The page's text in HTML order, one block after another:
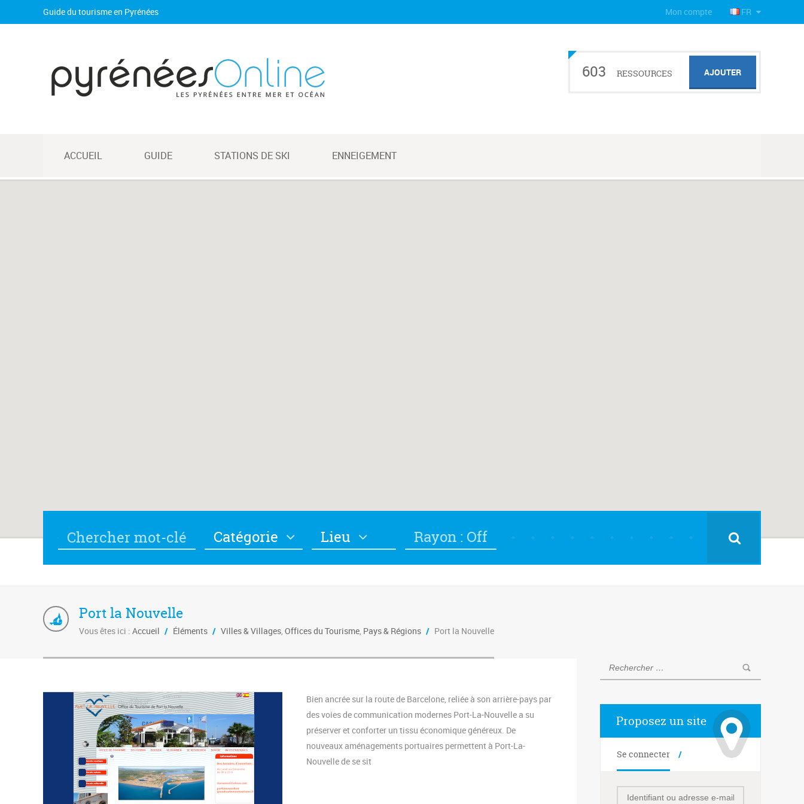
Guide du tourisme en Pyrénées FR
Mon compte
603 RESSOURCES AJOUTER
ACCUEIL GUIDE STATIONS DE SKI ENNEIGEMENT
Catégorie Lieu Rayon : Off
Port la Nouvelle
Vous êtes ici : Accueil / Éléments / Villes & Villages, Offices du Tourisme, Pays & Régions / Port la Nouvelle
Bien ancrée sur la route de Barcelone, reliée à son arrière-pays par
des voies de communication modernes Port-La-Nouvelle a su
préserver et conforter un tissu économique généreux. De
nouveaux aménagements portuaires permettent à Port-La-
Nouvelle de se sit
Proposez un site
Se connecter